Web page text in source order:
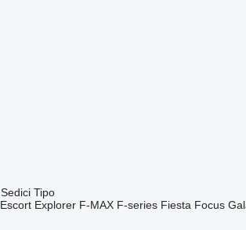
Sedici Tipo
Escort Explorer F-MAX F-series Fiesta Focus